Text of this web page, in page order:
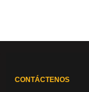
CONTÁCTENOS